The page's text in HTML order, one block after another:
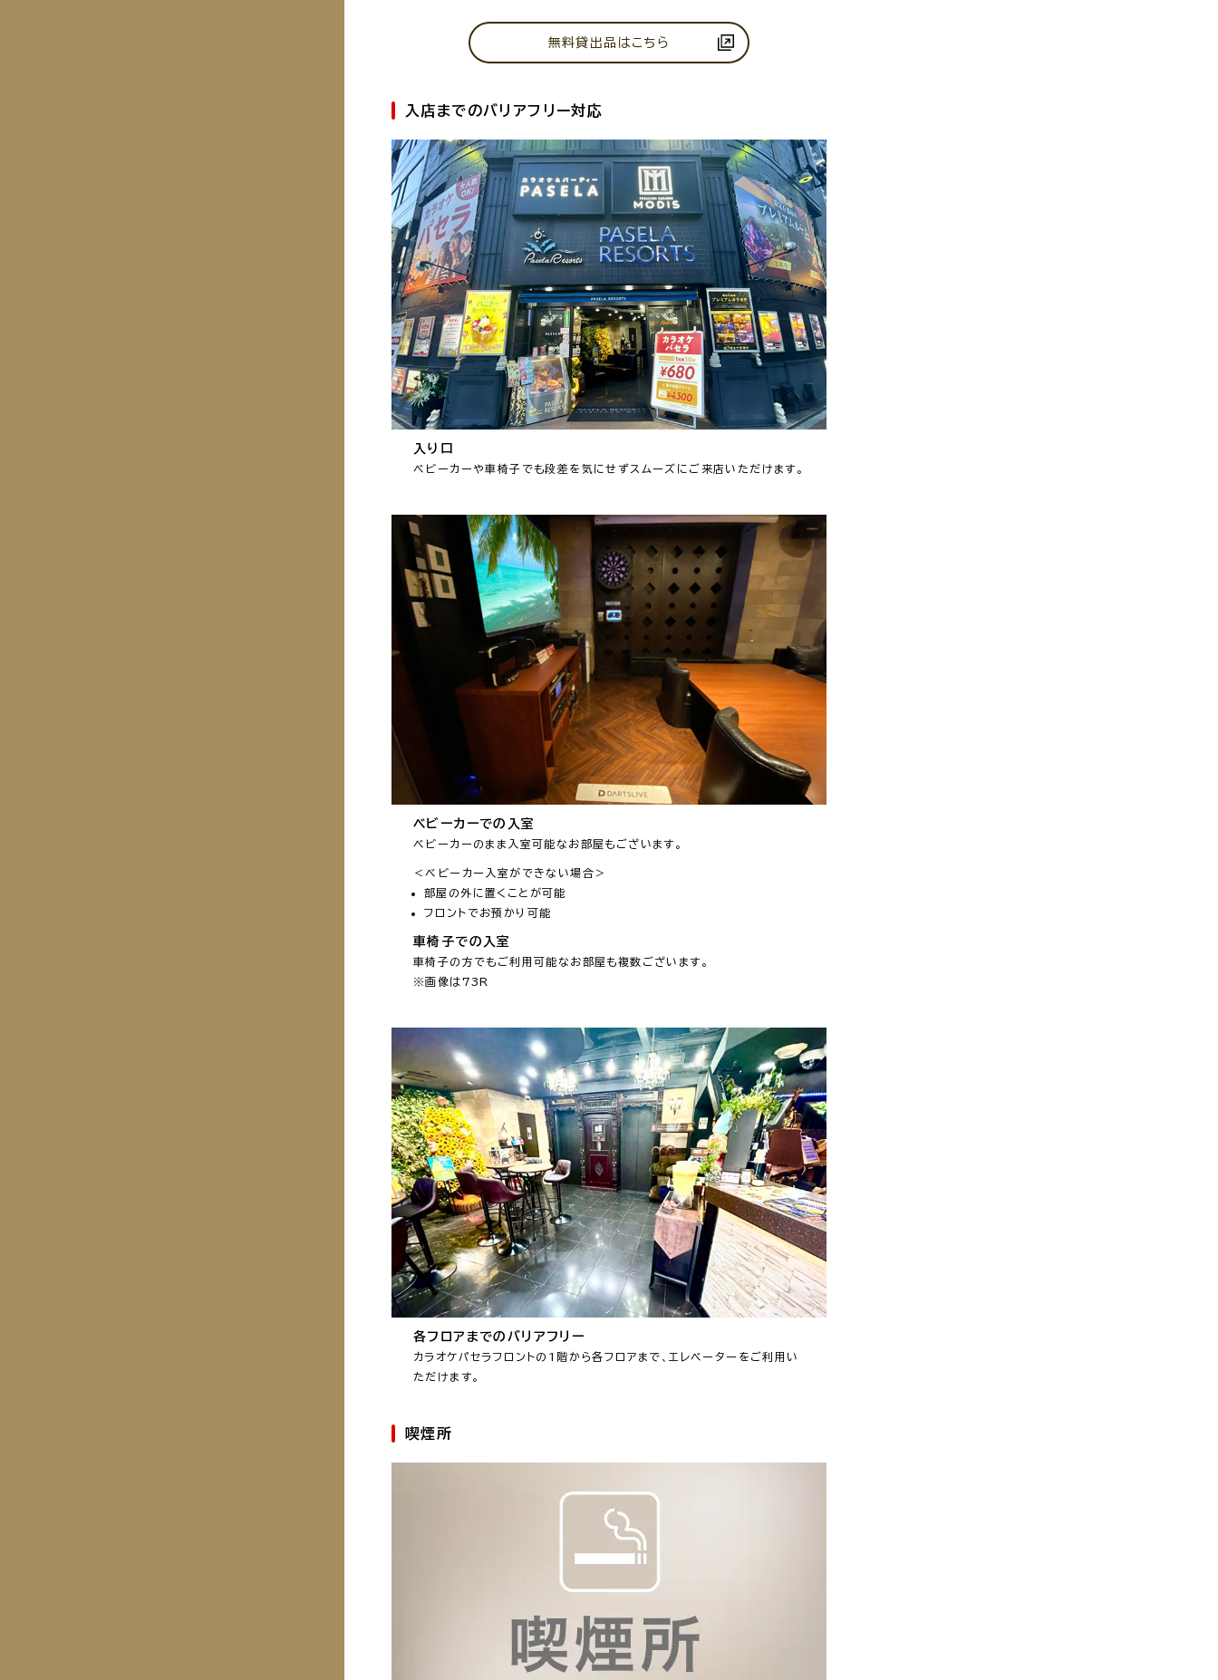
無料貸出品はこちら
入店までのバリアフリー対応
入り口
ベビーカーや車椅子でも段差を気にせずスムーズにご来店いただけます。
ベビーカーでの入室
ベビーカーのまま入室可能なお部屋もございます。
＜ベビーカー入室ができない場合＞
部屋の外に置くことが可能
フロントでお預かり可能
車椅子での入室
車椅子の方でもご利用可能なお部屋も複数ございます。
※画像は73R
各フロアまでのバリアフリー
カラオケパセラフロントの1階から各フロアまで、エレベーターをご利用い
ただけます。
喫煙所